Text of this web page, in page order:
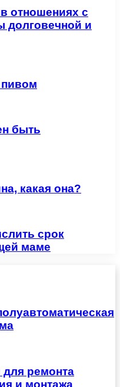
отношениях с
долговечной и
быть
какая она?
срок
маме
ремонта
и монтажа